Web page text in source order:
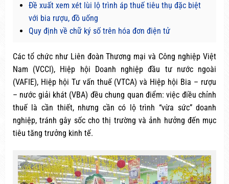
Đề xuất xem xét lùi lộ trình áp thuế tiêu thụ đặc biệt
với bia rượu, đồ uống
Quy định về chữ ký số trên hóa đơn điện tử
Các tổ chức như Liên đoàn Thương mại và Công nghiệp Việt
Nam (VCCI), Hiệp hội Doanh nghiệp đầu tư nước ngoài
(VAFIE), Hiệp hội Tư vấn thuế (VTCA) và Hiệp hội Bia – rượu
– nước giải khát (VBA) đều chung quan điểm: việc điều chỉnh
thuế là cần thiết, nhưng cần có lộ trình “vừa sức” doanh
nghiệp, tránh gây sốc cho thị trường và ảnh hưởng đến mục
tiêu tăng trưởng kinh tế.